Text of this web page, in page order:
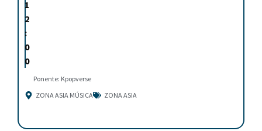
1
2
:
0
0
Ponente: Kpopverse
ZONA ASIA MÚSICA
ZONA ASIA